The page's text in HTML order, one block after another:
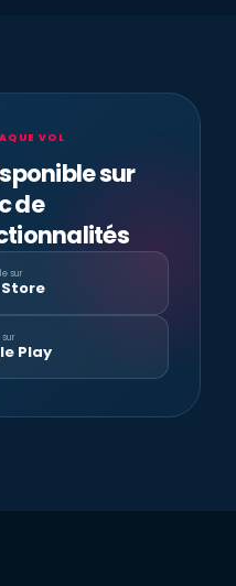
VOL
sur
de
sur
sur
Play